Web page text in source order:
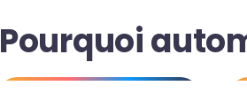
Pourquoi